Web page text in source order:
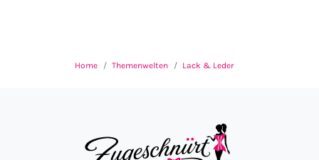
Home Themenwelten Lack & Leder